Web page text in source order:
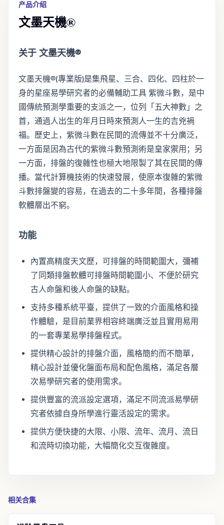
产品介绍
文墨天機®
关于 文墨天機®
文墨天機®(專業版)是集飛星、三合、四化、四柱於一
身的星座易學研究者的必備輔助工具 紫微斗數，是中
國傳統預測學重要的支派之一，位列「五大神數」之
首，通過人出生的年月日時來預測人一生的吉兇禍
福。歷史上，紫微斗數在民間的流傳並不十分廣泛，
一方面是因為古代的紫微斗數預測術是皇家禦用；另
一方面，排盤的復雜性也極大地限製了其在民間的傳
播。當代計算機技術的快速發展，使原本復雜的紫微
斗數排盤變的容易，在過去的二十多年間，各種排盤
軟體層出不窮。
功能
內置高精度天文歷，可排盤的時間範圍大，彌補
了同類排盤軟體可排盤時間範圍小、不便於研究
古人命盤和後人命盤的缺點。
支持多種系統平臺，提供了一致的介面風格和操
作體驗，是目前業界相容終端廣泛並且實用易用
的一套專業易學排盤程式。
提供精心設計的排盤介面，風格簡約而不簡單，
精心設計並優化盤面布局和配色風格，滿足各層
次易學研究者的使用需求。
提供豐富的流派設定選項，滿足不同流派易學研
究者依據自身所學進行靈活設定的需求。
提供方便快捷的大限、小限、流年、流月、流日
和流時切換功能，大幅簡化交互復雜度。
相关合集